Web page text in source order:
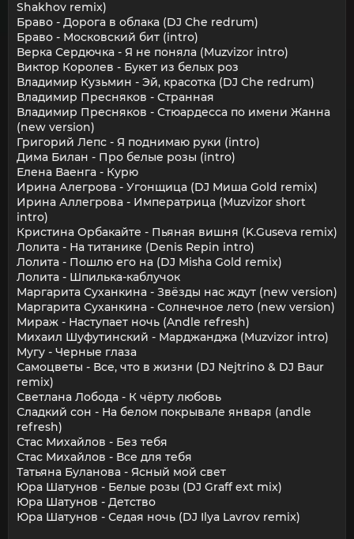
Shakhov remix)
Браво - Дорога в облака (DJ Che redrum)
Браво - Московский бит (intro)
Верка Сердючка - Я не поняла (Muzvizor intro)
Виктор Королев - Букет из белых роз
Владимир Кузьмин - Эй, красотка (DJ Che redrum)
Владимир Пресняков - Странная
Владимир Пресняков - Стюардесса по имени Жанна
(new version)
Григорий Лепс - Я поднимаю руки (intro)
Дима Билан - Про белые розы (intro)
Елена Ваенга - Курю
Ирина Алегрова - Угонщица (DJ Миша Gold remix)
Ирина Аллегрова - Императрица (Muzvizor short
intro)
Кристина Орбакайте - Пьяная вишня (K.Guseva remix)
Лолита - На титанике (Denis Repin intro)
Лолита - Пошлю его на (DJ Misha Gold remix)
Лолита - Шпилька-каблучок
Маргарита Суханкина - Звёзды нас ждут (new version)
Маргарита Суханкина - Солнечное лето (new version)
Мираж - Наступает ночь (Andle refresh)
Михаил Шуфутинский - Марджанджа (Muzvizor intro)
Мугу - Черные глаза
Самоцветы - Все, что в жизни (DJ Nejtrino & DJ Baur
remix)
Светлана Лобода - К чёрту любовь
Сладкий сон - На белом покрывале января (andle
refresh)
Стас Михайлов - Без тебя
Стас Михайлов - Все для тебя
Татьяна Буланова - Ясный мой свет
Юра Шатунов - Белые розы (DJ Graff ext mix)
Юра Шатунов - Детство
Юра Шатунов - Седая ночь (DJ Ilya Lavrov remix)